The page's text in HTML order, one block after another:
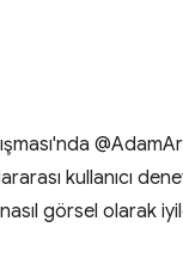
kullanıcı
görsel olarak